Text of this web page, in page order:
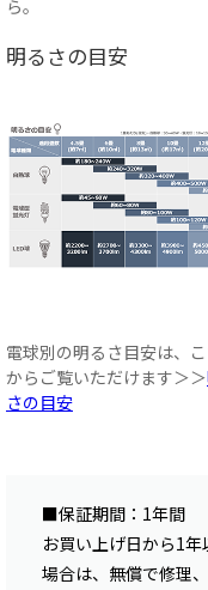
ら。
明るさの目安
電球別の明るさ目安は、
からご覧いただけます＞＞
さの目安
■保証期間：1年間
お買い上げ日から1
場合は、無償で修理